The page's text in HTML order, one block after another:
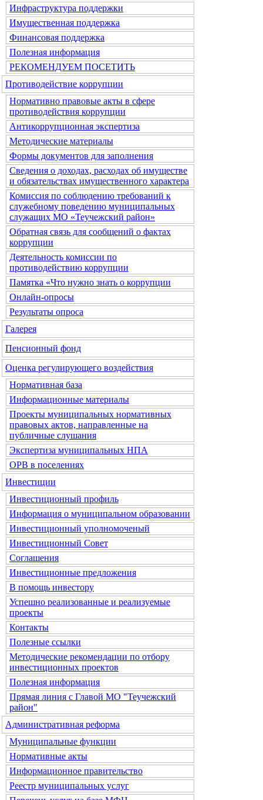
Инфраструктура поддержки
Имущественная поддержка
Финансовая поддержка
Полезная информация
РЕКОМЕНДУЕМ ПОСЕТИТЬ
Противодействие коррупции
Нормативно правовые акты в сфере
противодействия коррупции
Антикоррупционная экспертиза
Методические материалы
Формы документов для заполнения
Сведения о доходах, расходах об имуществе
и обязательствах имущественного характера
Комиссия по соблюдению требований к
служебному поведению муниципальных
служащих МО «Теучежский район»
Обратная связь для сообщений о фактах
коррупции
Деятельность комиссии по
противодействию коррупции
Памятка «Что нужно знать о коррупции
Онлайн-опросы
Результаты опроса
Галерея
Пенсионный фонд
Оценка регулирующего воздействия
Нормативная база
Информационные материалы
Проекты муниципальных нормативных
правовых актов, направленные на
публичные слушания
Экспертиза муниципальных НПА
ОРВ в поселениях
Инвестиции
Инвестиционный профиль
Информация о муниципальном образовании
Инвестиционный уполномоченый
Инвестиционный Совет
Соглашения
Инвестиционные предложения
В помощь инвестору
Успешно реализованные и реализуемые
проекты
Контакты
Полезные ссылки
Методические рекомендации по отбору
инвестиционных проектов
Полезная информация
Прямая линия с Главой МО "Теучежский
район"
Административная реформа
Муниципальные функции
Нормативные акты
Информационное правительство
Реестр муниципальных услуг